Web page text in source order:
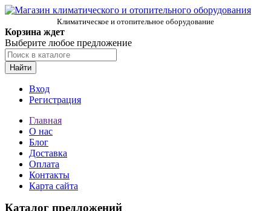
Климатическое и отопительное оборудование
Корзина ждет
Выберите любое предложение
Найти
Вход
Регистрация
Главная
О нас
Блог
Доставка
Оплата
Контакты
Карта сайта
Каталог предложений